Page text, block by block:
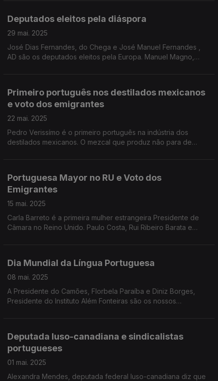
Deputados eleitos pela diáspora
29 mai. 2025
José Dias Fernandes, do Chega e José Manuel Fernandes ,
AD são os deputados eleitos pela Europa. Manuel Magno,
Primeiro português nos destilados mexicanos
e voto dos emigrantes
22 mai. 2025
Pedro Verissímo é o primeiro português na indústria dos
destilados mexicanos. O mezcal que produz não para de
Portuguesa Mayor no RU e Voto dos
Emigrantes
15 mai. 2025
Carla Barreto é a primeira mulher estrangeira Presidente de
Câmara no Reino Unido. Paulo Costa, Rui Ribeiro Barata e
Dia Mundial da Língua Portuguesa
08 mai. 2025
A Presidente do Camões, Florbela Paraíba e Diniz Borges,
Presidente do Instituto Além Fonteiras são os nossos
Deputada luso-canadiana e sindicalistas
portugueses
01 mai. 2025
Alexandra Mendes, deputada federal luso-canadiana diz que